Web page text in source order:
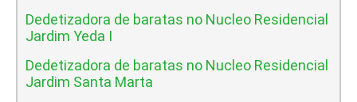
Dedetizadora de baratas no Nucleo Residencial
Jardim Yeda I
Dedetizadora de baratas no Nucleo Residencial
Jardim Santa Marta